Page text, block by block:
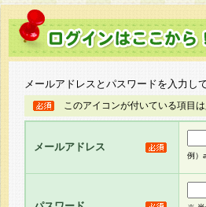
メールアドレスとパスワードを入力し
このアイコンが付いている項目
メールアドレス
例）